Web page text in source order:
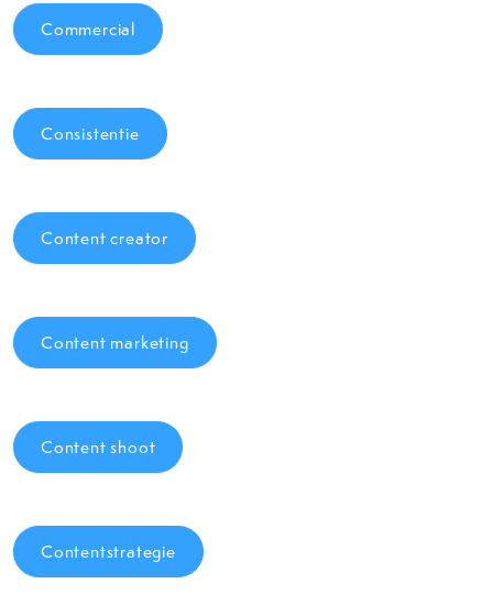
Commercial
Consistentie
Content creator
Content marketing
Content shoot
Contentstrategie